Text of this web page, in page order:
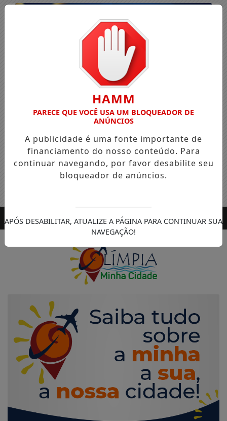
Entrar
HAMM
PARECE QUE VOCÊ USA UM BLOQUEADOR DE
ANÚNCIOS
A publicidade é uma fonte importante de
financiamento do nosso conteúdo. Para
continuar navegando, por favor desabilite seu
bloqueador de anúncios.
APÓS DESABILITAR, ATUALIZE A PÁGINA PARA CONTINUAR SUA
NAVEGAÇÃO!